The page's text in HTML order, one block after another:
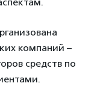
компаний –
средств по